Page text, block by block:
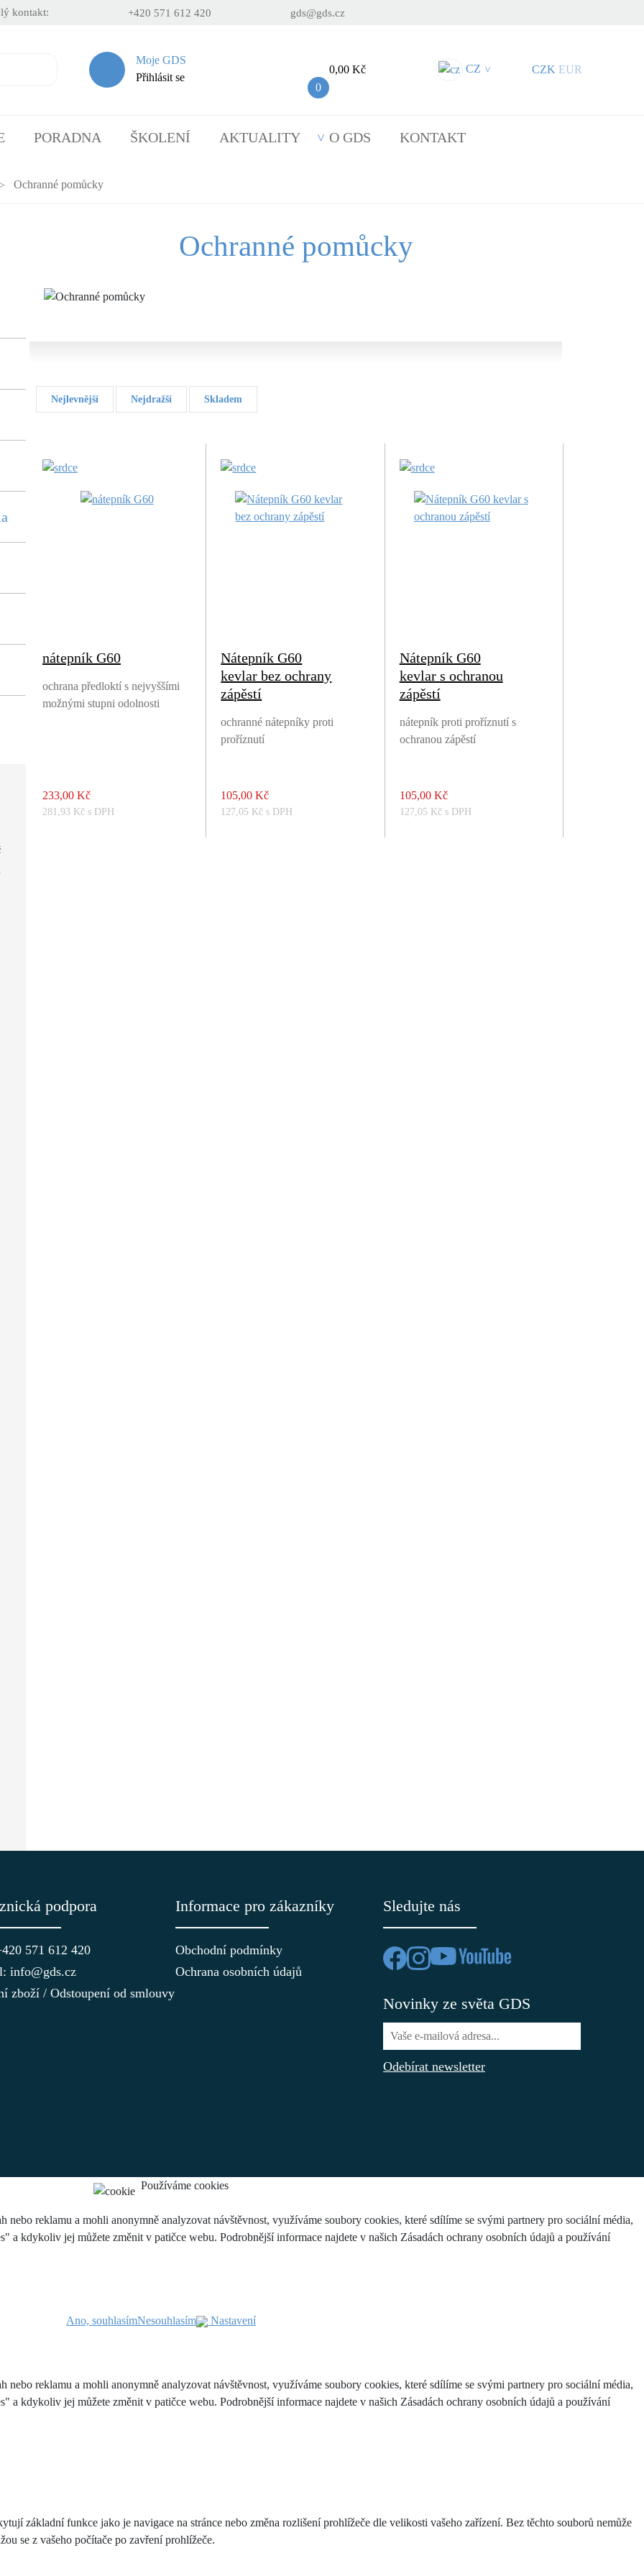
kontakt: +420 571 612 420 gds@gds.cz
Moje GDS
Přihlásit se
0
0,00 Kč CZ > CZK EUR
PORADNA ŠKOLENÍ AKTUALITY O GDS KONTAKT
Ochranné pomůcky
Ochranné pomůcky
Nejlevnější Nejdražší Skladem
nátepník G60
ochrana předloktí s nejvyššími
možnými stupni odolnosti
233,00 Kč
281,93 Kč s DPH
Nátepník G60
kevlar bez ochrany
zápěstí
ochranné nátepníky proti
proříznutí
105,00 Kč
127,05 Kč s DPH
Nátepník G60
kevlar s ochranou
zápěstí
nátepník proti proříznutí s
ochranou zápěstí
105,00 Kč
127,05 Kč s DPH
podpora
571 612 420
info@gds.cz
zboží / Odstoupení od smlouvy
Informace pro zákazníky
Obchodní podmínky
Ochrana osobních údajů
Sledujte nás
Novinky ze světa GDS
Odebírat newsletter
Používáme cookies
reklamu a mohli anonymně analyzovat návštěvnost, využíváme soubory cookies, které sdílíme se svými partnery pro sociální média,
a kdykoliv jej můžete změnit v patičce webu. Podrobnější informace najdete v našich Zásadách ochrany osobních údajů a používání
Ano, souhlasímNesouhlasím Nastavení
reklamu a mohli anonymně analyzovat návštěvnost, využíváme soubory cookies, které sdílíme se svými partnery pro sociální média,
a kdykoliv jej můžete změnit v patičce webu. Podrobnější informace najdete v našich Zásadách ochrany osobních údajů a používání
základní funkce jako je navigace na stránce nebo změna rozlišení prohlížeče dle velikosti vašeho zařízení. Bez těchto souborů nemůže
se z vašeho počítače po zavření prohlížeče.